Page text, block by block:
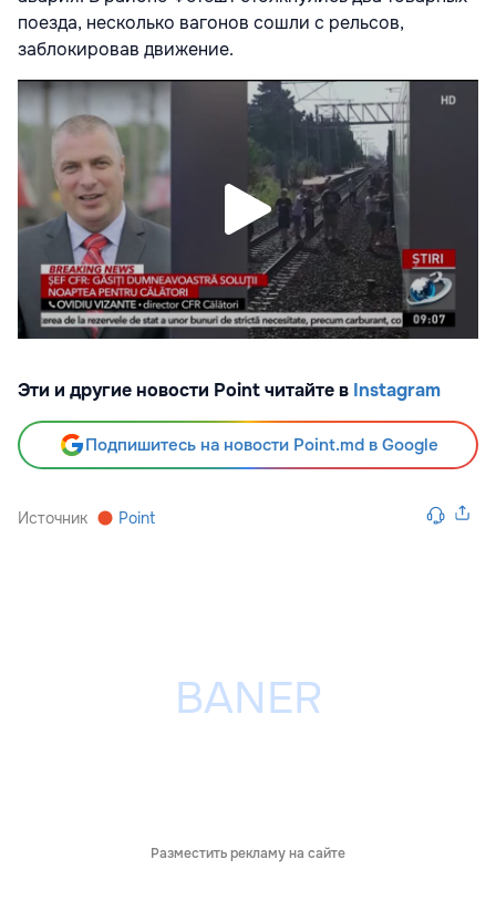
поезда, несколько вагонов сошли с рельсов,
заблокировав движение.
Эти и другие новости Point читайте в Instagram
Подпишитесь на новости Point.md в Google
Источник Point
Разместить рекламу на сайте